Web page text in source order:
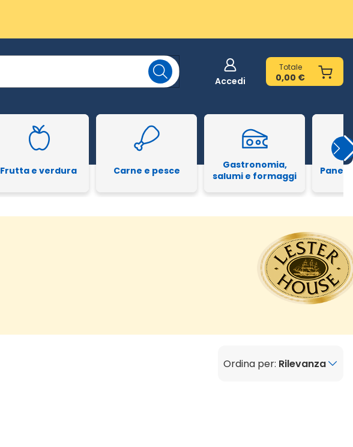
Accedi
Totale
0,00 €
Frutta e verdura Carne e pesce
Gastronomia,
salumi e formaggi
Pane
Ordina per: Rilevanza